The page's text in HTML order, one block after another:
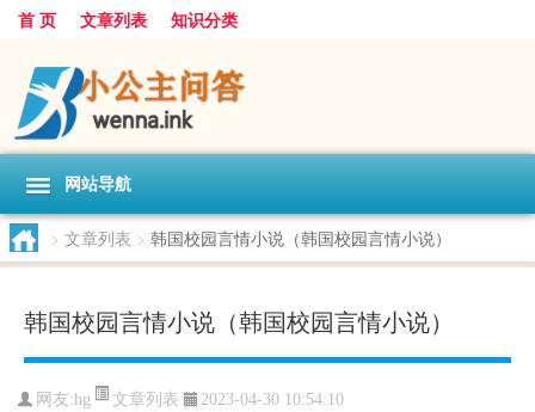
首 页 文章列表 知识分类
网站导航
> 文章列表 > 韩国校园言情小说（韩国校园言情小说）
韩国校园言情小说（韩国校园言情小说）
网友:hg 文章列表 2023-04-30 10:54:10